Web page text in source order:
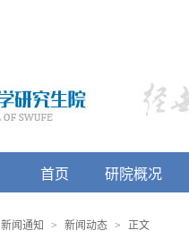
首页 研院概况
新闻通知 > 新闻动态 > 正文